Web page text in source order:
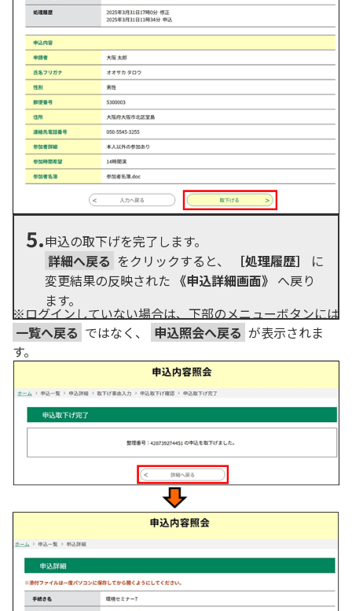
5.申込の取下げを完了します。
詳細へ戻る をクリックすると、 ［処理履歴］
に
変更結果の反映された 《申込詳細画面》 へ戻り
ます。
※ログインしていない場合は、下部のメニューボタンには
一覧へ戻る ではなく、 申込照会へ戻る が表示されま
す。